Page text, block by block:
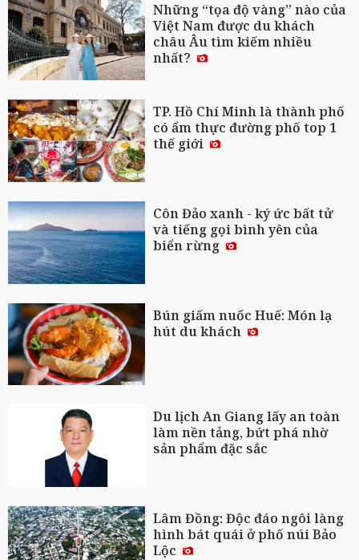
Những “tọa độ vàng” nào của
Việt Nam được du khách
châu Âu tìm kiếm nhiều
nhất?
TP. Hồ Chí Minh là thành phố
có ẩm thực đường phố top 1
thế giới
Côn Đảo xanh - ký ức bất tử
và tiếng gọi bình yên của
biển rừng
Bún giấm nuốc Huế: Món lạ
hút du khách
Du lịch An Giang lấy an toàn
làm nền tảng, bứt phá nhờ
sản phẩm đặc sắc
Lâm Đồng: Độc đáo ngôi làng
hình bát quái ở phố núi Bảo
Lộc